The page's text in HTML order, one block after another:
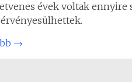
évek voltak
→